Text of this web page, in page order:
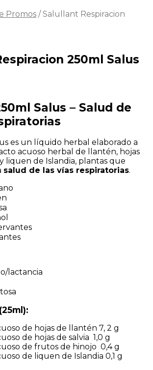
Promos /Salullant Respiracion
250ml Salus
Salus – Salud de
es un líquido herbal elaborado a
acuoso herbal de llantén, hojas
liquen de Islandia, plantas que
salud de las vías respiratorias.
lactancia
de hojas de llantén 7, 2 g
de hojas de salvia 1,0 g
de frutos de hinojo 0,4 g
de liquen de Islandia 0,1 g